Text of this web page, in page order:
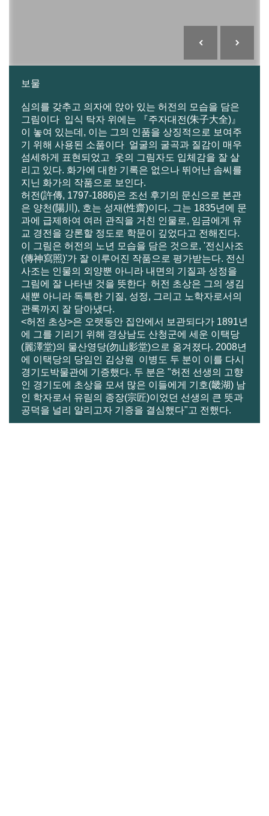
보물
심의를 갖추고 의자에 앉아 있는 허전의 모습을 담은
그림이다. 입식 탁자 위에는 『주자대전(朱子大全)』
이 놓여 있는데, 이는 그의 인품을 상징적으로 보여주
기 위해 사용된 소품이다. 얼굴의 굴곡과 질감이 매우
섬세하게 표현되었고 , 옷의 그림자도 입체감을 잘 살
리고 있다. 화가에 대한 기록은 없으나 뛰어난 솜씨를
지닌 화가의 작품으로 보인다.
허전 (許傳, 1797-1886)은 조선 후기의 문신으로 본관
은 양천 (陽川 ), 호는 성재 (性齋)이다. 그는 1835년에 문
과에 급제하여 여러 관직을 거친 인물로, 임금에게 유
교 경전을 강론할 정도로 학문이 깊었다고 전해진다.
이 그림은 허전의 노년 모습을 담은 것으로, '전신사조
(傳神寫照)'가 잘 이루어진 작품으로 평가받는다. 전신
사조는 인물의 외양뿐 아니라 내면의 기질과 성정을
그림에 잘 나타낸 것을 뜻한다. 허전 초상은 그의 생김
새뿐 아니라 독특한 기질, 성정, 그리고 노학자로서의
관록까지 잘 담아냈다.
<허전 초상>은 오랫동안 집안에서 보관되다가 1891년
에 그를 기리기 위해 경상남도 산청군에 세운 이택당
(麗澤堂)의 물산영당(勿山影堂)으로 옮겨졌다. 2008년
에 이택당의 당임인 김상원 , 이병도 두 분이 이를 다시
경기도박물관에 기증했다. 두 분은 "허전 선생의 고향
인 경기도에 초상을 모셔 많은 이들에게 기호(畿湖) 남
인 학자로서 유림의 종장(宗匠)이었던 선생의 큰 뜻과
공덕을 널리 알리고자 기증을 결심했다"고 전했다.